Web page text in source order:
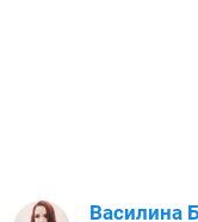
Василина